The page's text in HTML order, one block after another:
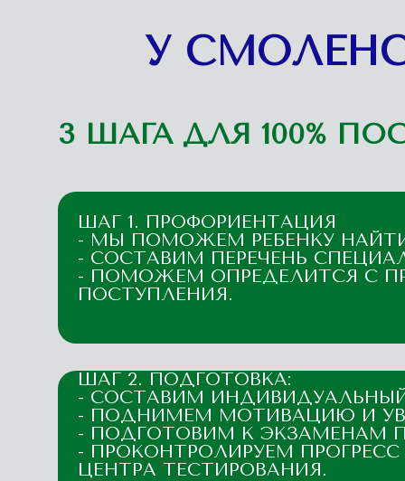
У
3 ШАГА ДЛЯ 100%
ШАГ 1. ПРОФОРИЕНТАЦИЯ
- МЫ ПОМОЖЕМ РЕБЕНКУ
- СОСТАВИМ ПЕРЕЧЕНЬ
- ПОМОЖЕМ ОПРЕДЕЛИТСЯ С
ПОСТУПЛЕНИЯ.
ШАГ 2. ПОДГОТОВКА:
- СОСТАВИМ
- ПОДНИМЕМ МОТИВАЦИЮ И
- ПОДГОТОВИМ К ЭКЗАМЕНАМ
- ПРОКОНТРОЛИРУЕМ
ЦЕНТРА ТЕСТИРОВАНИЯ.